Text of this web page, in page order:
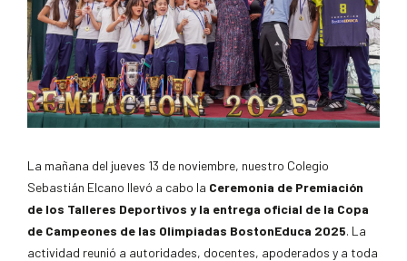
La mañana del jueves 13 de noviembre, nuestro Colegio
Sebastián Elcano llevó a cabo la Ceremonia de Premiación
de los Talleres Deportivos y la entrega oficial de la Copa
de Campeones de las Olimpiadas BostonEduca 2025. La
actividad reunió a autoridades, docentes, apoderados y a toda